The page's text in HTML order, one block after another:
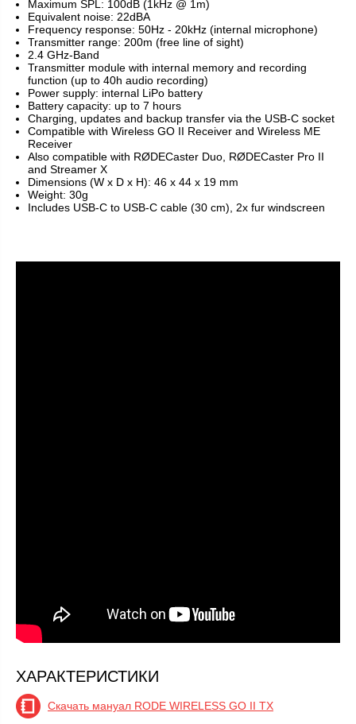
Maximum SPL: 100dB (1kHz @ 1m)
Equivalent noise: 22dBA
Frequency response: 50Hz - 20kHz (internal microphone)
Transmitter range: 200m (free line of sight)
2.4 GHz-Band
Transmitter module with internal memory and recording
function (up to 40h audio recording)
Power supply: internal LiPo battery
Battery capacity: up to 7 hours
Charging, updates and backup transfer via the USB-C socket
Compatible with Wireless GO II Receiver and Wireless ME
Receiver
Also compatible with RØDECaster Duo, RØDECaster Pro II
and Streamer X
Dimensions (W x D x H): 46 x 44 x 19 mm
Weight: 30g
Includes USB-C to USB-C cable (30 cm), 2x fur windscreen
ХАРАКТЕРИСТИКИ
Скачать мануал RODE WIRELESS GO II TX